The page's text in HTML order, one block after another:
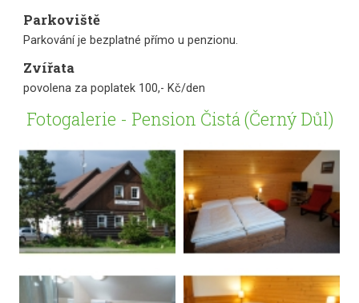
Parkoviště
Parkování je bezplatné přímo u penzionu.
Zvířata
povolena za poplatek 100,- Kč/den
Fotogalerie - Pension Čistá (Černý Důl)